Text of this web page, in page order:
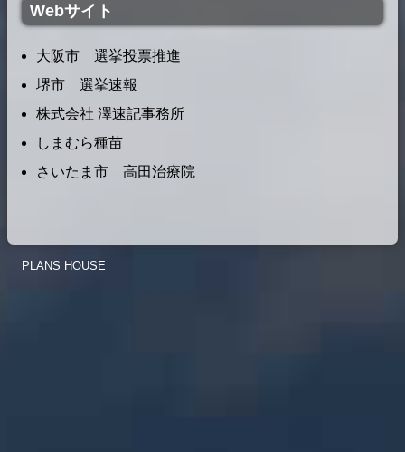
Webサイト
大阪市 選挙投票推進
堺市 選挙速報
株式会社 澤速記事務所
しまむら種苗
さいたま市 高田治療院
PLANS HOUSE